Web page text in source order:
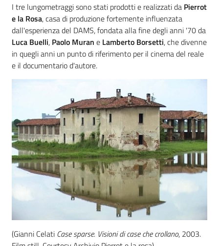
I tre lungometraggi sono stati prodotti e realizzati da Pierrot
e la Rosa, casa di produzione fortemente influenzata
dall'esperienza del DAMS, fondata alla fine degli anni '70 da
Luca Buelli, Paolo Muran e Lamberto Borsetti,che divenne
in quegli anni un punto di riferimento per il cinema del reale
e il documentario d'autore.
(Gianni Celati Case sparse. Visioni di case che crollano, 2003.